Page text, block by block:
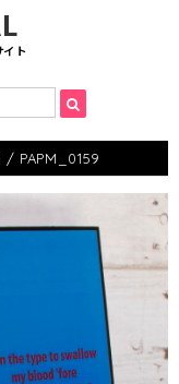
ト
PAPM_0159